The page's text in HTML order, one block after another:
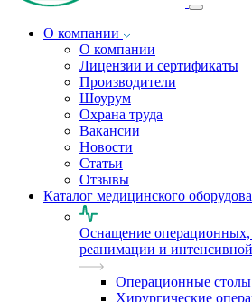
О компании
О компании
Лицензии и сертификаты
Производители
Шоурум
Охрана труда
Вакансии
Новости
Статьи
Отзывы
Каталог медицинского
Оснащение операционных,
реанимации и
Операционные столы
Хирургические